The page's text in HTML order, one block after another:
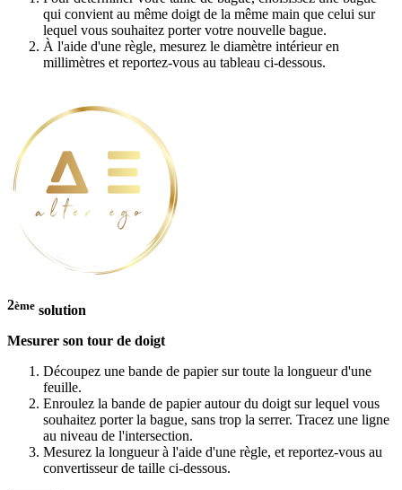
qui convient au même doigt de la même main que celui sur
lequel vous souhaitez porter votre nouvelle bague.
À l'aide d'une règle, mesurez le diamètre intérieur en
millimètres et reportez-vous au tableau ci-dessous.
2ème solution
Mesurer son tour de doigt
Découpez une bande de papier sur toute la longueur d'une
feuille.
Enroulez la bande de papier autour du doigt sur lequel vous
souhaitez porter la bague, sans trop la serrer. Tracez une ligne
au niveau de l'intersection.
Mesurez la longueur à l'aide d'une règle, et reportez-vous au
convertisseur de taille ci-dessous.